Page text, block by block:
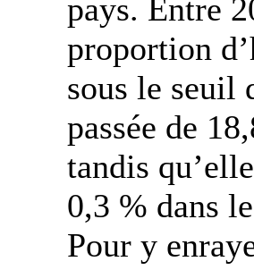
pays. Entre
proportion
sous le seuil
passée de
tandis
0,3 % dans
Pour y